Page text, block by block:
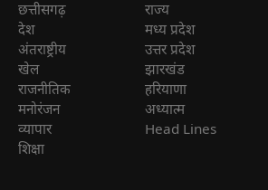
छत्तीसगढ़
देश
अंतराष्ट्रीय
खेल
राजनीतिक
मनोरंजन
व्यापार
शिक्षा
राज्य
मध्य प्रदेश
उत्तर प्रदेश
झारखंड
हरियाणा
अध्यात्म
Head Lines